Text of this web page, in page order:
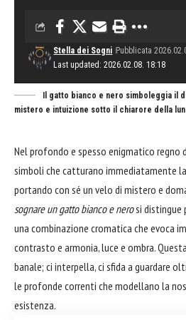
Last updated: 2026.02.08. 18:18
Stella dei Sogni Pubblicata
Il gatto bianco e nero simboleggia il
mistero e intuizione sotto il chiarore della
Nel profondo e spesso enigmatico regno
simboli che catturano immediatamente
portando con sé un velo di mistero e
sognare un gatto bianco e nerosi distingue
una combinazione cromatica che evoca
contrasto e armonia, luce e ombra.
banale; ci interpella, ci sfida a guardare
le profonde correnti che modellano la
esistenza.